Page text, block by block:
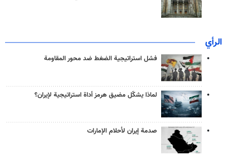
الرأي
فشل استراتيجية الضغط ضد محور المقاومة
لماذا يشكّل مضيق هرمز أداة استراتيجية لإيران؟
صدمة إيران لأحلام الإمارات